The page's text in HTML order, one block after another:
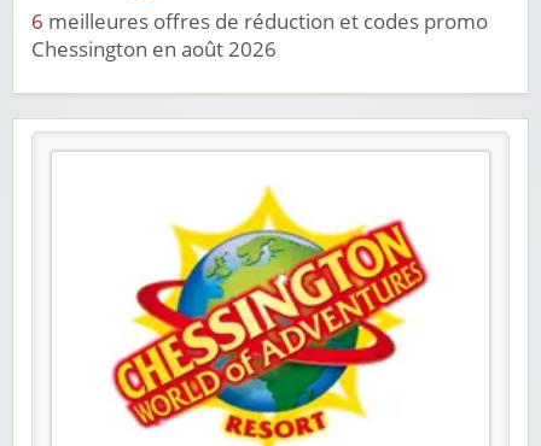
6 meilleures offres de réduction et codes promo
Chessington en août 2026